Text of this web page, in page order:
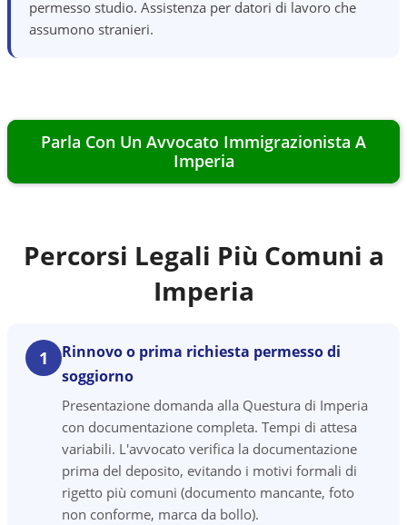
permesso studio. Assistenza per datori di lavoro che
assumono stranieri.
Parla Con Un Avvocato Immigrazionista A
Imperia
Percorsi Legali Più Comuni a
Imperia
1
Rinnovo o prima richiesta permesso di
soggiorno
Presentazione domanda alla Questura di Imperia
con documentazione completa. Tempi di attesa
variabili. L'avvocato verifica la documentazione
prima del deposito, evitando i motivi formali di
rigetto più comuni (documento mancante, foto
non conforme, marca da bollo).